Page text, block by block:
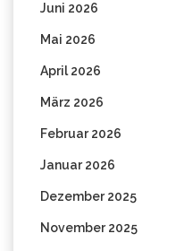
Juni 2026
Mai 2026
April 2026
März 2026
Februar 2026
Januar 2026
Dezember 2025
November 2025